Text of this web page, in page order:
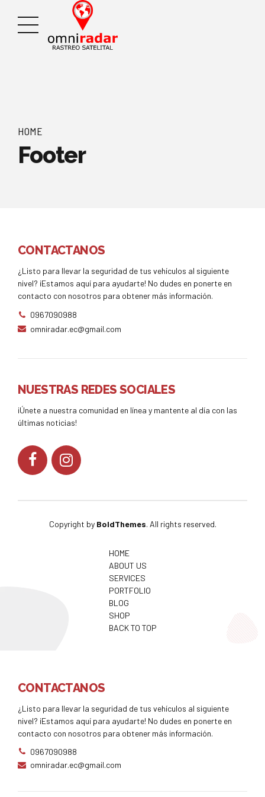
HOME
Footer
CONTACTANOS
¿Listo para llevar la seguridad de tus vehículos al siguiente
nivel? ¡Estamos aquí para ayudarte! No dudes en ponerte en
contacto con nosotros para obtener más información.
0967090988
omniradar.ec@gmail.com
NUESTRAS REDES SOCIALES
¡Únete a nuestra comunidad en línea y mantente al día con las
últimas noticias!
Copyright by BoldThemes. All rights reserved.
HOME
ABOUT US
SERVICES
PORTFOLIO
BLOG
SHOP
BACK TO TOP
CONTACTANOS
¿Listo para llevar la seguridad de tus vehículos al siguiente
nivel? ¡Estamos aquí para ayudarte! No dudes en ponerte en
contacto con nosotros para obtener más información.
0967090988
omniradar.ec@gmail.com